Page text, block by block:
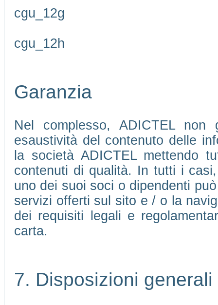
cgu_12g
cgu_12h
Garanzia
Nel complesso, ADICTEL non
esaustività del contenuto delle
la società ADICTEL mettendo
contenuti di qualità. In tutti i
uno dei suoi soci o dipendenti
servizi offerti sul sito e / o la
dei requisiti legali e
carta.
7. Disposizioni generali